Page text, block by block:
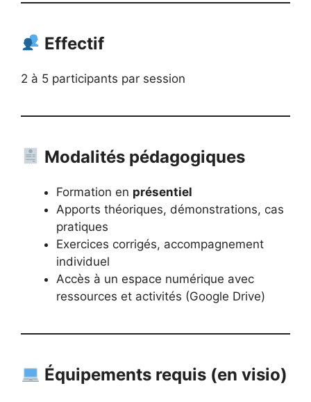
Effectif
2 à 5 participants par session
Modalités pédagogiques
Formation en présentiel
Apports théoriques, démonstrations, cas
pratiques
Exercices corrigés, accompagnement
individuel
Accès à un espace numérique avec
ressources et activités (Google Drive)
Équipements requis (en visio)